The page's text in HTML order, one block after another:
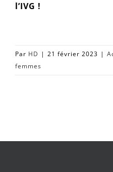
l’IVG !
Par HD | 21 février 2023 |
femmes